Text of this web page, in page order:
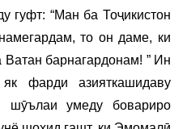
гуфт: “Ман ба Тоҷикистон
то он даме, ки
Ватан барнагардонам! ” Ин
фарди азияткашидаву
шӯълаи умеду бовариро